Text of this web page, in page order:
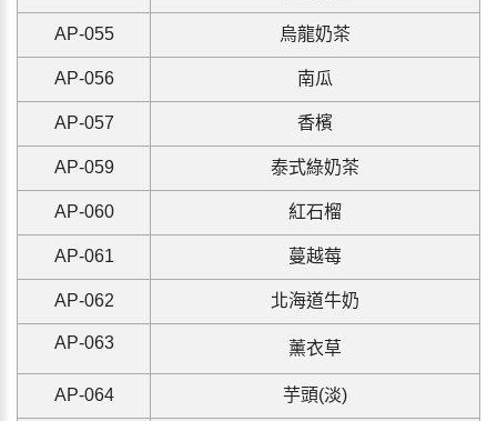
AP-055 烏龍奶茶
AP-056 南瓜
AP-057 香檳
AP-059 泰式綠奶茶
AP-060 紅石榴
AP-061 蔓越莓
AP-062 北海道牛奶
AP-063 薰衣草
AP-064 芋頭(淡)